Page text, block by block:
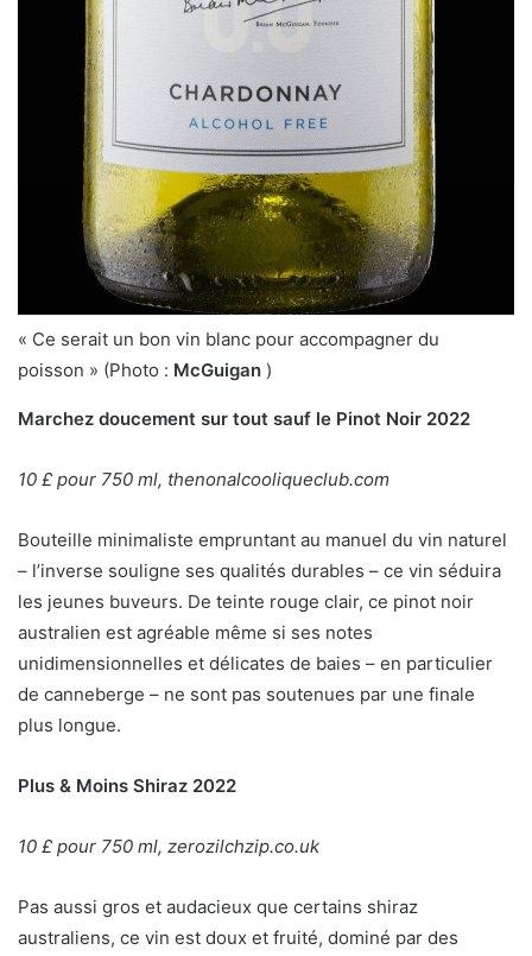
« Ce serait un bon vin blanc pour accompagner du
poisson » (Photo : McGuigan )
Marchez doucement sur tout sauf le Pinot Noir 2022
10 £ pour 750 ml, thenonalcooliqueclub.com
Bouteille minimaliste empruntant au manuel du vin naturel
– l’inverse souligne ses qualités durables – ce vin séduira
les jeunes buveurs. De teinte rouge clair, ce pinot noir
australien est agréable même si ses notes
unidimensionnelles et délicates de baies – en particulier
de canneberge – ne sont pas soutenues par une finale
plus longue.
Plus & Moins Shiraz 2022
10 £ pour 750 ml, zerozilchzip.co.uk
Pas aussi gros et audacieux que certains shiraz
australiens, ce vin est doux et fruité, dominé par des